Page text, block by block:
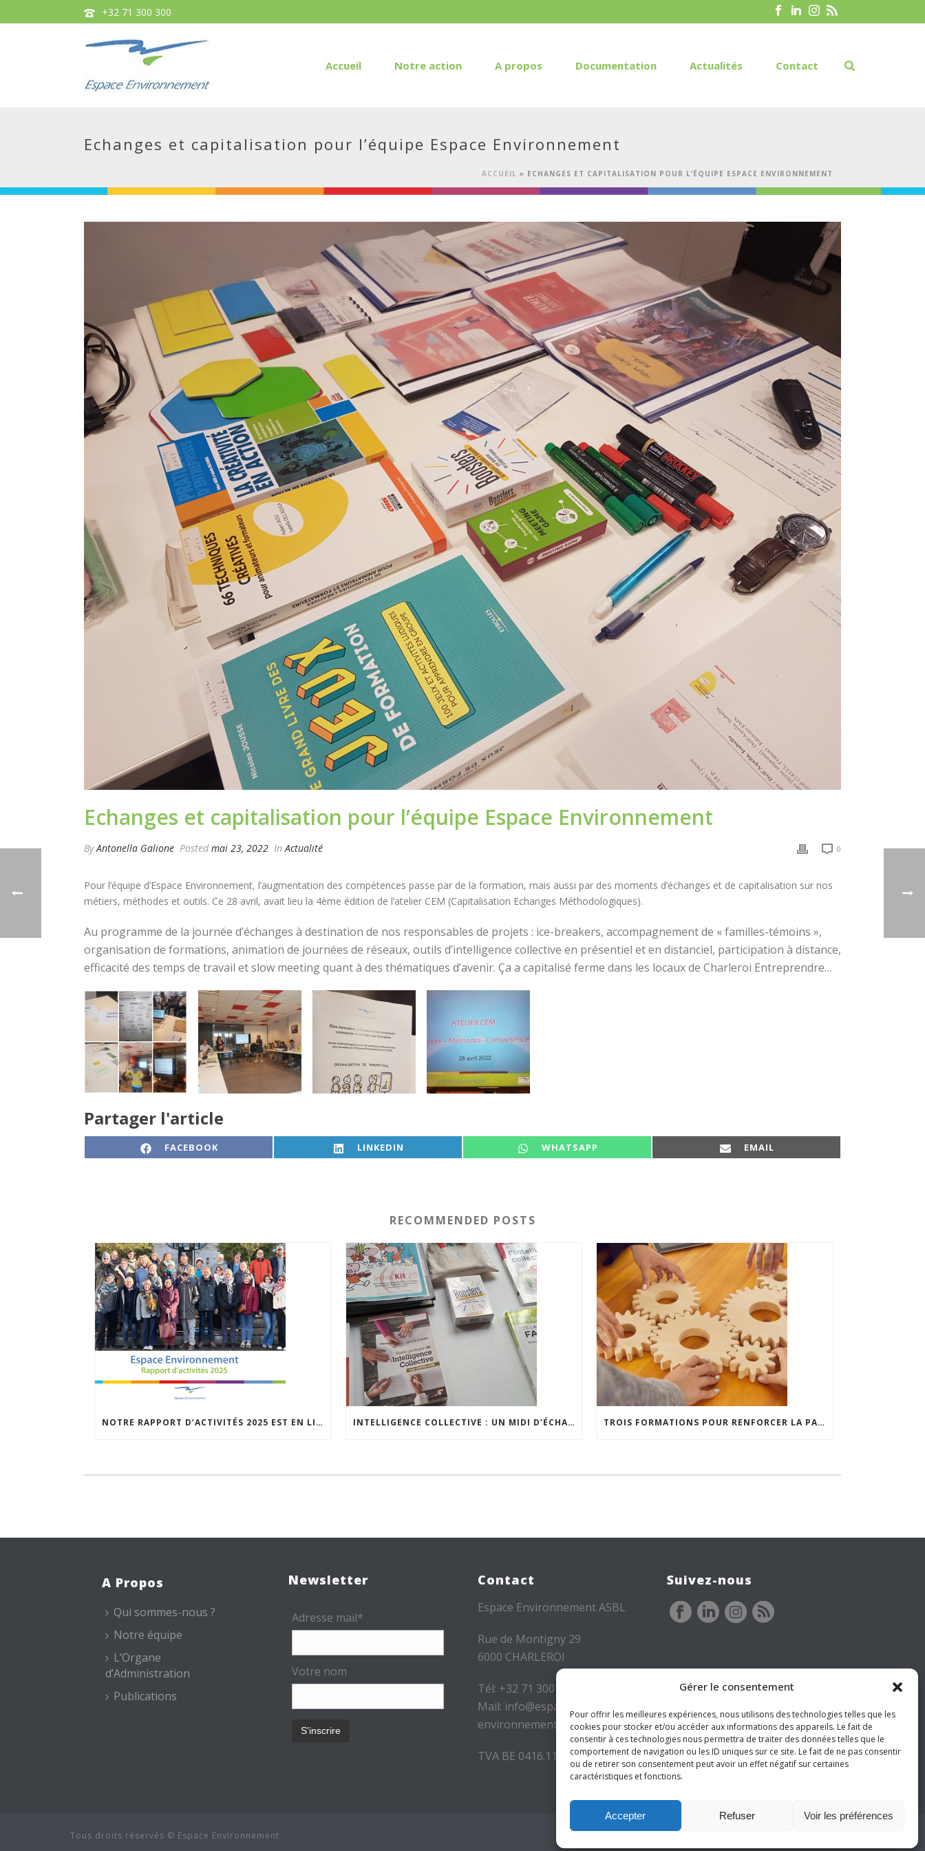
Gérer le consentement
Pour offrir les meilleures expériences, nous utilisons des technologies telles que les
cookies pour stocker et/ou accéder aux informations des appareils. Le fait de
consentir à ces technologies nous permettra de traiter des données telles que le
comportement de navigation ou les ID uniques sur ce site. Le fait de ne pas consentir
ou de retirer son consentement peut avoir un effet négatif sur certaines
caractéristiques et fonctions.
Accepter Refuser Voir les préférences
+32 71 300 300
Accueil Notre action A propos Documentation Actualités Contact
Echanges et capitalisation pour l’équipe Espace Environnement
ACCUEIL » ECHANGES ET CAPITALISATION POUR L’ÉQUIPE ESPACE ENVIRONNEMENT
Echanges et capitalisation pour l’équipe Espace Environnement
ByAntonella Galione Posted mai 23, 2022 InActualité 0
Pour l’équipe d’Espace Environnement, l’augmentation des compétences passe par de la formation, mais aussi par des moments d’échanges et de capitalisation sur nos
métiers, méthodes et outils. Ce 28 avril, avait lieu la 4ème édition de l’atelier CEM (Capitalisation Echanges Méthodologiques).
Au programme de la journée d’échanges à destination de nos responsables de projets : ice-breakers, accompagnement de « familles-témoins »,
organisation de formations, animation de journées de réseaux, outils d’intelligence collective en présentiel et en distanciel, participation à distance,
efficacité des temps de travail et slow meeting quant à des thématiques d’avenir. Ça a capitalisé ferme dans les locaux de Charleroi Entreprendre…
Partager l'article
SHARE ON
FACEBOOK SHARE ON
LINKEDIN SHARE ON
WHATSAPP SHARE ON
EMAIL
RECOMMENDED POSTS
NOTRE RAPPORT D’ACTIVITÉS 2025 EST EN LIGNE INTELLIGENCE COLLECTIVE : UN MIDI D’ÉCHANGES POUR RENFORCER LES PRATIQUES TROIS FORMATIONS POUR RENFORCER LA PARTICIPATION LOCALE
A Propos
Qui sommes-nous ?
Notre équipe
L’Organe
d’Administration
Publications
Newsletter
Adresse mail*
Votre nom
Contact
Espace Environnement ASBL
Rue de Montigny 29
6000 CHARLEROI
Tél: +32 71 300 300
Mail: info@espace-
environnement.be
TVA BE 0416.116.340
Suivez-nous
Tous droits réservés © Espace Environnement